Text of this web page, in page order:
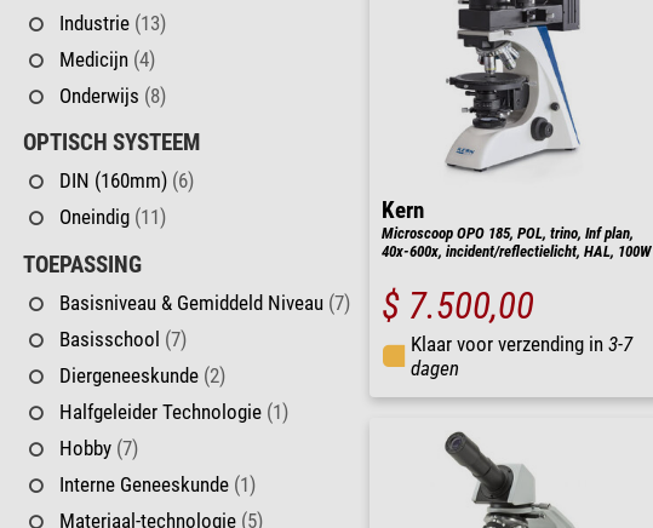
Industrie (13)
Medicijn (4)
Onderwijs (8)
OPTISCH SYSTEEM
DIN (160mm) (6)
Oneindig (11)
TOEPASSING
Basisniveau & Gemiddeld Niveau (7)
Basisschool (7)
Diergeneeskunde (2)
Halfgeleider Technologie (1)
Hobby (7)
Interne Geneeskunde (1)
Materiaal-technologie (5)
Kern
Microscoop OPO 185, POL, trino, Inf plan,
40x-600x, incident/reflectielicht, HAL, 100W
$ 7.500,00
Klaar voor verzending in 3-7
dagen